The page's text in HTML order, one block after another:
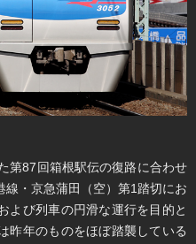
第87回箱根駅伝の復路に合わせ
・京急蒲田（空）第1踏切にお
よび列車の円滑な運行を目的と
昨年のものをほぼ踏襲している